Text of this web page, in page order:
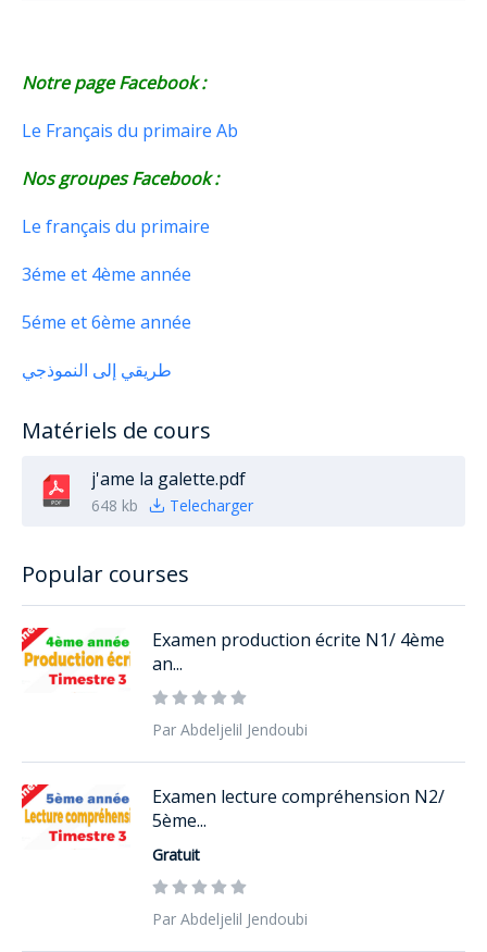
Notre page Facebook :
Le Français du primaire Ab
Nos groupes Facebook :
Le français du primaire
3éme et 4ème année
5éme et 6ème année
طريقي إلى النموذجي
Matériels de cours
j'ame la galette.pdf
648 kb Telecharger
Popular courses
Examen production écrite N1/ 4ème
an...
Par Abdeljelil Jendoubi
Examen lecture compréhension N2/
5ème...
Gratuit
Par Abdeljelil Jendoubi